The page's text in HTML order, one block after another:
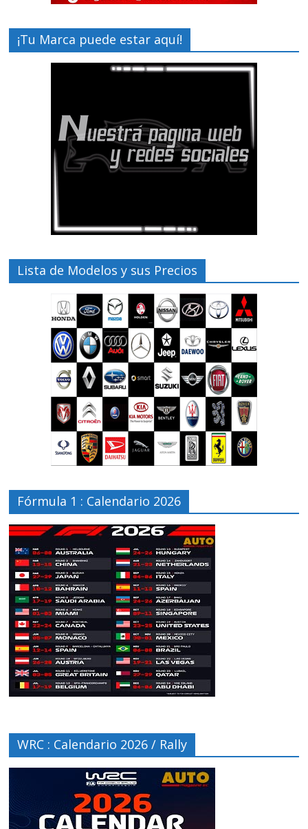
¡Tu Marca puede estar aquí!
Lista de Modelos y sus Precios
Fórmula 1 : Calendario 2026
WRC : Calendario 2026 / Rally